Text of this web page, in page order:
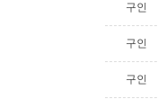
구인
구인
구인